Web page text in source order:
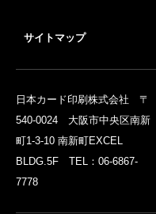
サイトマップ
日本カード印刷株式会社 〒
540-0024 大阪市中央区南新
町1-3-10 南新町EXCEL
BLDG.5F TEL：06-6867-
7778